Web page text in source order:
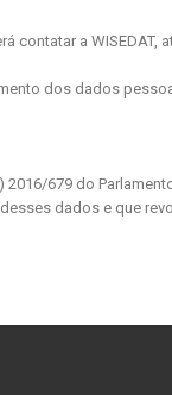
contatar a WISEDAT,
dos dados
2016/679 do
dados e que